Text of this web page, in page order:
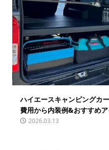
ハイエースキャンピングカ
費用から内装例&おすすめ
2026.03.13